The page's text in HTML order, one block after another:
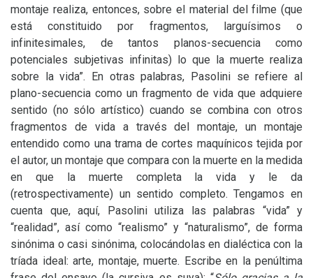
montaje realiza, entonces, sobre el material del filme (que
está constituido por fragmentos, larguísimos o
infinitesimales, de tantos planos-secuencia como
potenciales subjetivas infinitas) lo que la muerte realiza
sobre la vida”. En otras palabras, Pasolini se refiere al
plano-secuencia como un fragmento de vida que adquiere
sentido (no sólo artístico) cuando se combina con otros
fragmentos de vida a través del montaje, un montaje
entendido como una trama de cortes maquínicos tejida por
el autor, un montaje que compara con la muerte en la medida
en que la muerte completa la vida y le da
(retrospectivamente) un sentido completo. Tengamos en
cuenta que, aquí, Pasolini utiliza las palabras “vida” y
“realidad”, así como “realismo” y “naturalismo”, de forma
sinónima o casi sinónima, colocándolas en dialéctica con la
tríada ideal: arte, montaje, muerte. Escribe en la penúltima